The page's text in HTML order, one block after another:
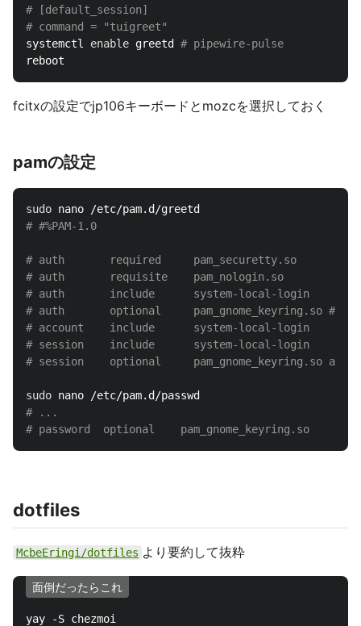
# [default_session]
# command = "tuigreet"
systemctl enable greetd # pipewire-pulse
fcitxの設定でjp106キーボードとmozcを選択しておく
pamの設定
sudo
# #%PAM-1.0
# auth       required     pam_securetty.so
# auth       requisite    pam_nologin.so
# auth       include      system-local-login
# auth       optional     pam_gnome_keyring.so # 追
# account    include      system-local-login
# session    include      system-local-login
# session    optional     pam_gnome_keyring.so
sudo
# ...
# password	optional	pam_gnome_keyring.so
dotfiles
McbeEringi/dotfiles より要約して抜粋
面倒だったらこれ
yay -S chezmoi